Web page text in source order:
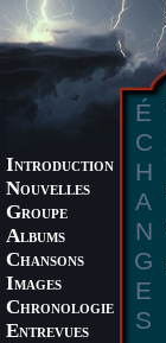
INTRODUCTION
NOUVELLES
GROUPE
ALBUMS
CHANSONS
IMAGES
CHRONOLOGIE
ENTREVUES
É
C
H
A
N
G
E
S